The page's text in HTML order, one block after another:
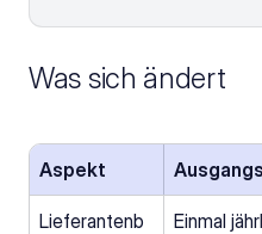
Was sich ändert
Aspekt
Lieferantenb
Einmal